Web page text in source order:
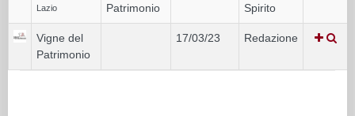
Lazio
Patrimonio
Spirito
Vigne del
Patrimonio
17/03/23 Redazione